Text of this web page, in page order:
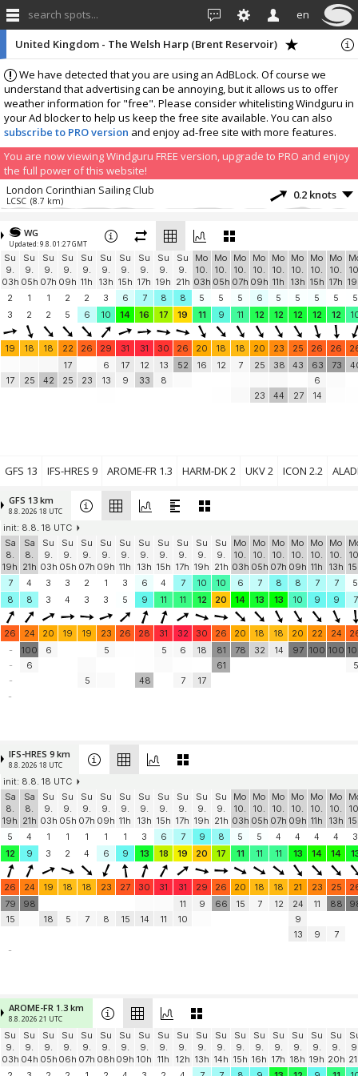
search spots... en
We have detected that you are using an AdBLock. Of course we
understand that advertising can be annoying, but it allows us to offer
weather information for "free". Please consider whitelisting Windguru in
your Ad blocker to help us keep the free site available. You can also
subscribe to PRO version and enjoy ad-free site with more features.
You are now viewing Windguru FREE version, upgrade to PRO and enjoy
the full power of this website!
United Kingdom - The Welsh Harp (Brent Reservoir)
London Corinthian Sailing Club
LCSC (8.7 km) 0.2 knots
Lamb's Conduit Street
LCS (10.5 km)
Ranelagh Sailing Club
RanelaghSC (11.3 km)
0.3 knots
Queen Mary Sailing Club
2.6 knots
Datchet Water Sailing Club
DWSC (21.9 km)
0.4 knots
Green Dragons
Green Dragons (34.9 km)
8.1 knots
High Wych
0 knots
Add your station...
WG
Updated: 9.8. 01:27 GMT
Su
9.
03h
Su
9.
05h
Su
9.
07h
Su
9.
09h
Su
9.
11h
Su
9.
13h
Su
9.
15h
Su
9.
17h
Su
9.
19h
Su
9.
21h
Mo
10.
03h
Mo
10.
05h
Mo
10.
07h
Mo
10.
09h
Mo
10.
11h
Mo
10.
13h
Mo
10.
15h
Mo
10.
17h
2
1 1 2 2 3 6 7 8 8 5 5 5 6 5 5 5 5
5
3
2 2 5 6 10 14 16 17 19 11 9 11 12 12 12 12 12
19 18 18 22 26 29 31 31 30 26 20 18 18 20 23 25 26 26
17 25 42
17
25
23
6
13
17
9
12
33
13
8
52 16 12 7 25
23
38
44
43
27
63
6
14
73
GFS 13 IFS-HRES 9 AROME-FR 1.3 HARM-DK 2 UKV 2 ICON 2.2
GFS 13 km
8.8. 2026 18 UTC
init: 8.8. 18 UTC
Sa
8.
19h
Sa
8.
21h
Su
9.
03h
Su
9.
05h
Su
9.
07h
Su
9.
09h
Su
9.
11h
Su
9.
13h
Su
9.
15h
Su
9.
17h
Su
9.
19h
Su
9.
21h
Mo
10.
03h
Mo
10.
05h
Mo
10.
07h
Mo
10.
09h
Mo
10.
11h
Mo
10.
13h
7
4 3 3 2 1 3 6 4 7 10 10 6 7 8 8 7 7
5
8
8 3 4 3 3 5 9 11 11 12 20 14 13 13 10 9 9 7
26 24 20 19 19 23 26 28 31 32 30 26 20 18 18 20 22 24
-
-
-
100
6
6
5
5
48
5 6
7
18
17
81
61
78 32 14 97 100 100
5
-
IFS-HRES 9 km
8.8. 2026 18 UTC
init: 8.8. 18 UTC
Sa
8.
19h
Sa
8.
21h
Su
9.
03h
Su
9.
05h
Su
9.
07h
Su
9.
09h
Su
9.
11h
Su
9.
13h
Su
9.
15h
Su
9.
17h
Su
9.
19h
Su
9.
21h
Mo
10.
03h
Mo
10.
05h
Mo
10.
07h
Mo
10.
09h
Mo
10.
11h
Mo
10.
13h
5
4 1 1 1 1 1 3 6 7 9 8 5 5 4 4 4 4
3
12
9 3 2 4 6 9 13 18 19 20 17 11 11 11 13 14 14
26 24 19 18 18 23 27 30 31 31 29 26 20 18 18 21 23 25
79
15
98
18
5 7 8 15 14 11
11
10
9 66 15 7 12
24
9
13
11
9
88
7
-
AROME-FR 1.3 km
8.8. 2026 21 UTC
Su
9.
03h
Su
9.
04h
Su
9.
05h
Su
9.
06h
Su
9.
07h
Su
9.
08h
Su
9.
09h
Su
9.
10h
Su
9.
11h
Su
9.
12h
Su
9.
13h
Su
9.
14h
Su
9.
15h
Su
9.
16h
Su
9.
17h
Su
9.
18h
Su
9.
19h
Su
9.
20h